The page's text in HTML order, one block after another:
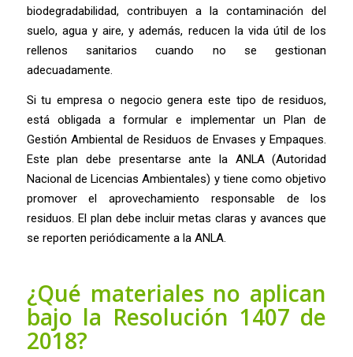
biodegradabilidad, contribuyen a la contaminación del
suelo, agua y aire, y además, reducen la vida útil de los
rellenos sanitarios cuando no se gestionan
adecuadamente.
Si tu empresa o negocio genera este tipo de residuos,
está obligada a formular e implementar un Plan de
Gestión Ambiental de Residuos de Envases y Empaques.
Este plan debe presentarse ante la ANLA (Autoridad
Nacional de Licencias Ambientales) y tiene como objetivo
promover el aprovechamiento responsable de los
residuos. El plan debe incluir metas claras y avances que
se reporten periódicamente a la ANLA.
¿Qué materiales no aplican
bajo la Resolución 1407 de
2018?